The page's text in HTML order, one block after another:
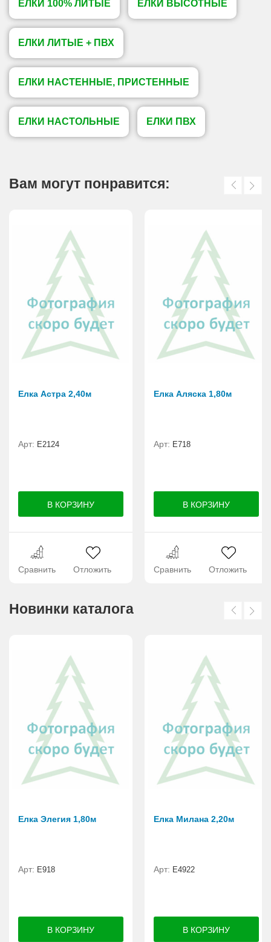
ЕЛКИ 100% ЛИТЫЕ ЕЛКИ ВЫСОТНЫЕ
ЕЛКИ ЛИТЫЕ + ПВХ
ЕЛКИ НАСТЕННЫЕ, ПРИСТЕННЫЕ
ЕЛКИ НАСТОЛЬНЫЕ ЕЛКИ ПВХ
Вам могут понравится:
Елка Астра 2,40м
Арт: E2124
Сравнить Отложить
Елка Аляска 1,80м
Арт: E718
Сравнить Отложить
Новинки каталога
Елка Элегия 1,80м
Арт: E918
Елка Милана 2,20м
Арт: Е4922